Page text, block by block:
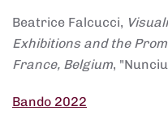
Beatrice Falcucci,
Exhibitions and the
France, Belgium,
Bando 2022